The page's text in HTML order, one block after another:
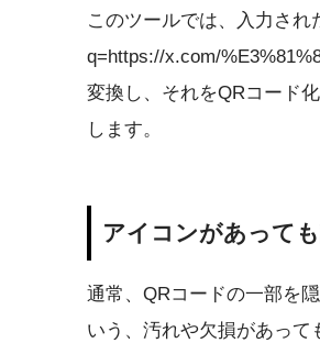
このツールでは、入力さ
q=https://x.com/
変換し、それをQRコード
します。
アイコンがあって
通常、QRコードの一部を
いう、汚れや欠損があっ